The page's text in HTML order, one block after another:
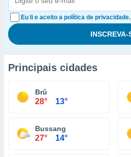
Eu li e aceito a política de privacidade.
Principais cidades
Brû
28° 13°
Bussang
27° 14°